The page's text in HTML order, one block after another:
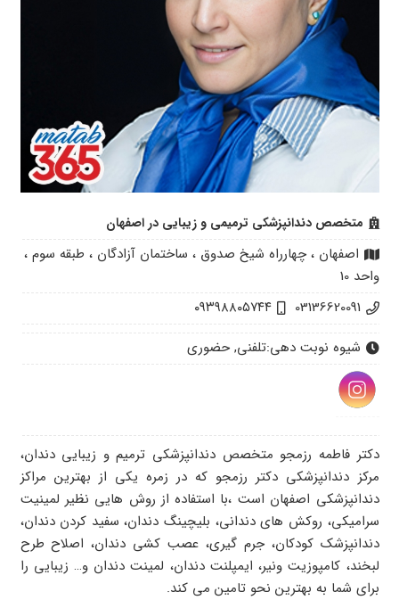
متخصص دندانپزشکی ترمیمی و زیبایی در اصفهان
اصفهان ، چهارراه شیخ صدوق ، ساختمان آزادگان ، طبقه سوم ،
واحد 10
03136620091
۰۹۳۹۸۸۰۵۷۴۴
شیوه نوبت دهی:تلفنی, حضوری
دکتر فاطمه رزمجو متخصص دندانپزشکی ترمیم و زیبایی دندان،
مرکز دندانپزشکی دکتر رزمجو که در زمره یکی از بهترین مراکز
دندانپزشکی اصفهان است ،با استفاده از روش هایی نظیر لمینیت
سرامیکی، روکش های دندانی، بلیچینگ دندان، سفید کردن دندان،
دندانپزشک کودکان، جرم گیری، عصب کشی دندان، اصلاح طرح
لبخند، کامپوزیت ونیر، ایمپلنت دندان، لمینت دندان و… زیبایی را
برای شما به بهترین نحو تامین می کند.